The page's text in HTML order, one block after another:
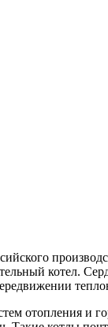
котел.
отопления